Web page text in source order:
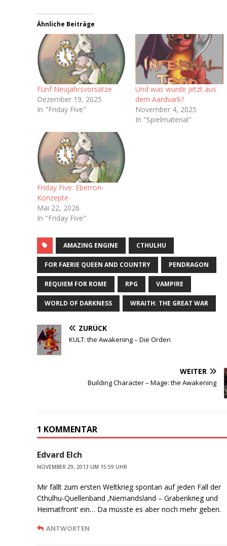
Ähnliche Beiträge
Fünf Neujahrsvorsätze
Dezember 19, 2025
In "Friday Five"
Und was wurde jetzt aus
dem Aardvark?
November 4, 2025
In "Spielmaterial"
Friday Five: Eberron-
Konzepte
Mai 22, 2026
In "Friday Five"
AMAZING ENGINE CTHULHU
FOR FAERIE QUEEN AND COUNTRY PENDRAGON
REQUIEM FOR ROME RPG VAMPIRE
WORLD OF DARKNESS WRAITH: THE GREAT WAR
ZURÜCK
KULT: the Awakening – Die Orden
WEITER
Building Character – Mage: the Awakening
1 KOMMENTAR
Edvard Elch
NOVEMBER 29, 2013 UM 15:59 UHR
Mir fällt zum ersten Weltkrieg spontan auf jeden Fall der
Cthulhu-Quellenband ‚Niemandsland – Grabenkrieg und
Heimatfront‘ ein… Da müsste es aber noch mehr geben.
ANTWORTEN